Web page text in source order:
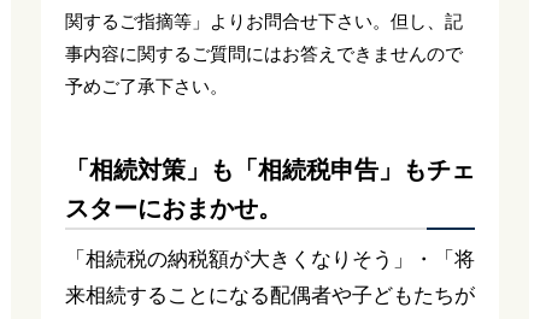
関するご指摘等」よりお問合せ下さい。但し、記
事内容に関するご質問にはお答えできませんので
予めご了承下さい。
「相続対策」も「相続税申告」もチェ
スターにおまかせ。
「相続税の納税額が大きくなりそう」・「将
来相続することになる配偶者や子どもたちが